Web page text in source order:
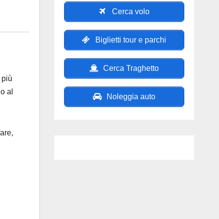
più
al
Cerca volo
Biglietti tour e parchi
Cerca Traghetto
Noleggia auto